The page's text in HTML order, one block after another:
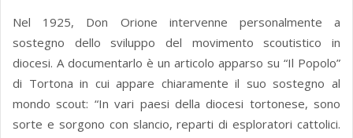
Nel 1925, Don Orione intervenne personalmente a
sostegno dello sviluppo del movimento scoutistico in
diocesi. A documentarlo è un articolo apparso su “Il Popolo”
di Tortona in cui appare chiaramente il suo sostegno al
mondo scout: “In vari paesi della diocesi tortonese, sono
sorte e sorgono con slancio, reparti di esploratori cattolici.